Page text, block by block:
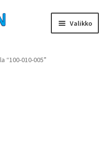
Valikko
“100-010-005”